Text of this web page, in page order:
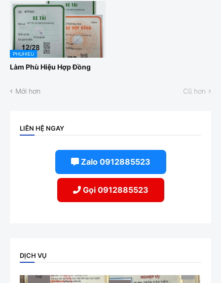
PHUHIEU
Làm Phù Hiệu Hợp Đồng
Mới hơn Cũ hơn
LIÊN HỆ NGAY
Zalo 0912885523
Gọi 0912885523
DỊCH VỤ